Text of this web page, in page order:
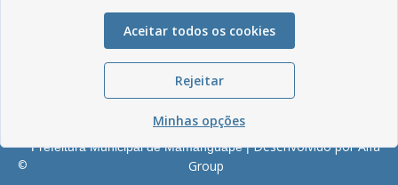
Glossário
Ouvidoria
Serviços Internos
Política de Privacidade
©
Prefeitura Municipal de Mamanguape |Desenvolvido por Alfa
Group
Aceitar todos os cookies
Rejeitar
Minhas opções